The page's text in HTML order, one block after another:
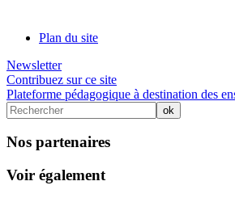
Plan du site
Newsletter
Contribuez sur ce site
Plateforme pédagogique à destination des
Nos partenaires
Voir également